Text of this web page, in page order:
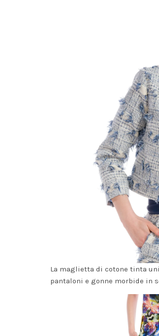
La maglietta di cotone tinta
pantaloni e gonne morbide in